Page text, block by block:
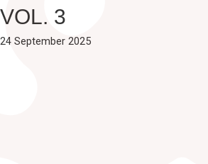
Magister Hukum
Mon - Fri: 9:00 - 18:30
VOL. 3
24 September 2025